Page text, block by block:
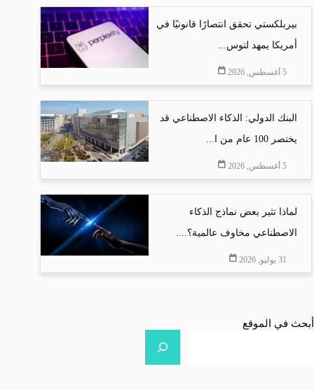
بيربلكستي تحقق انتصارًا قانونيًا في
أمريكا يمهد لتوس...
5 أغسطس, 2026
البنك الدولي: الذكاء الاصطناعي قد
يختصر 100 عام من ا...
5 أغسطس, 2026
لماذا تثير بعض نماذج الذكاء
الاصطناعي مخاوف عالمية؟....
31 يوليو, 2026
أبحث في الموقع